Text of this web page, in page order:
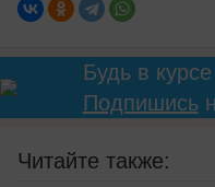
Будь в
Подпишись
Читайте также: